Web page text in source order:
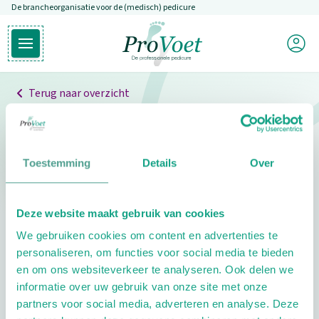
Toestemming Details Over
Deze website maakt gebruik van cookies
We gebruiken cookies om content en advertenties te
personaliseren, om functies voor social media te bieden
en om ons websiteverkeer te analyseren. Ook delen we
informatie over uw gebruik van onze site met onze
partners voor social media, adverteren en analyse. Deze
Overslaan en naar de inhoud gaan
De brancheorganisatie voor de (medisch) pedicure
Open hoofdmenu
Ga naar de homepagina
Mijn
Terug naar overzicht
Professionals
Pedicure niet gevonden
pedicure.